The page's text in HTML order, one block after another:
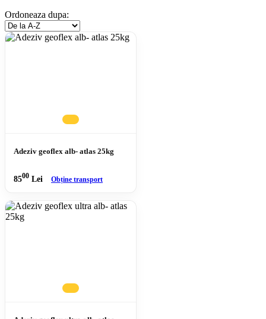
Ordoneaza dupa:
Adeziv geoflex alb- atlas 25kg
8500 Lei Obține transport